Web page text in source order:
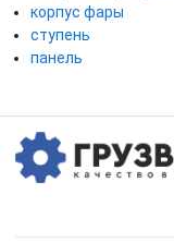
корпус фары
ступень
панель